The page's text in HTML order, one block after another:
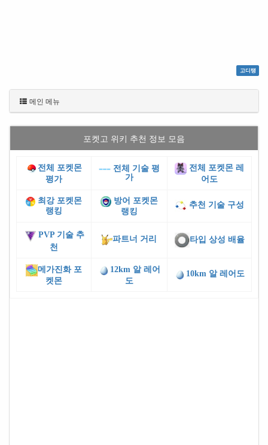
고디탱
메인 메뉴
포켓고 위키 추천 정보 모음
전체 포켓몬
평가
전체 기술 평
가
전체 포켓몬 레
어도
최강 포켓몬
랭킹
방어 포켓몬
랭킹
추천 기술 구성
PVP 기술 추
천
파트너 거리 타입 상성 배율
메가진화 포
켓몬
12km 알 레어
도
10km 알 레어도